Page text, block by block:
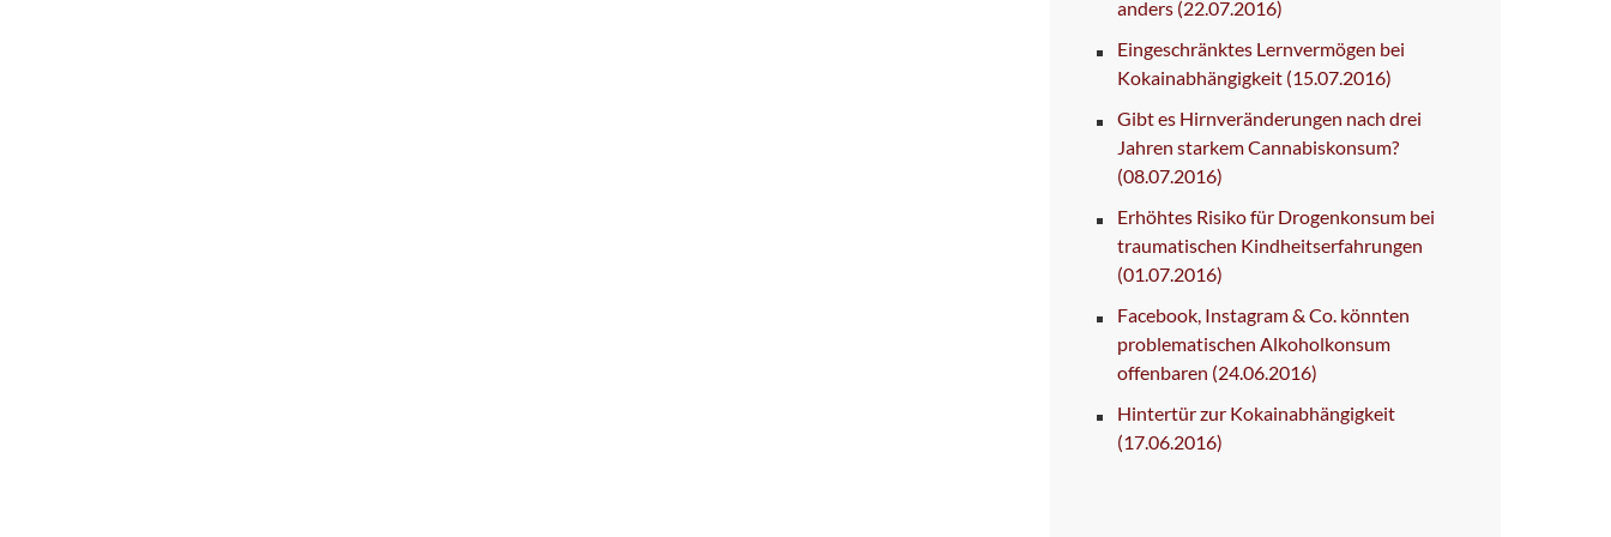
anders (22.07.2016)
Eingeschränktes Lernvermögen bei
Kokainabhängigkeit (15.07.2016)
Gibt es Hirnveränderungen nach drei
Jahren starkem Cannabiskonsum?
(08.07.2016)
Erhöhtes Risiko für Drogenkonsum bei
traumatischen Kindheitserfahrungen
(01.07.2016)
Facebook, Instagram & Co. könnten
problematischen Alkoholkonsum
offenbaren (24.06.2016)
Hintertür zur Kokainabhängigkeit
(17.06.2016)